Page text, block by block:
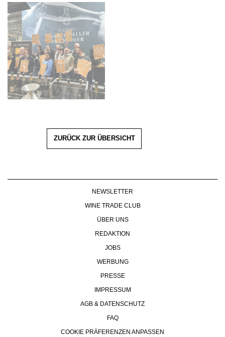
ZURÜCK ZUR ÜBERSICHT
NEWSLETTER
WINE TRADE CLUB
ÜBER UNS
REDAKTION
JOBS
WERBUNG
PRESSE
IMPRESSUM
AGB & DATENSCHUTZ
FAQ
COOKIE PRÄFERENZEN ANPASSEN